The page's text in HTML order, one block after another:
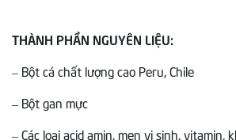
THÀNH PHẦN NGUYÊN LIỆU:
– Bột cá chất lượng cao Peru, Chile
– Bột gan mực
– Các loại acid amin, men vi sinh, vitamin,